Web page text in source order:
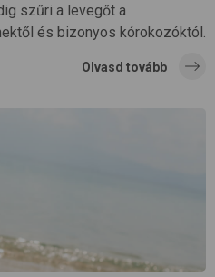
szűri a levegőt a
és bizonyos kórokozóktól.
Olvasd tovább